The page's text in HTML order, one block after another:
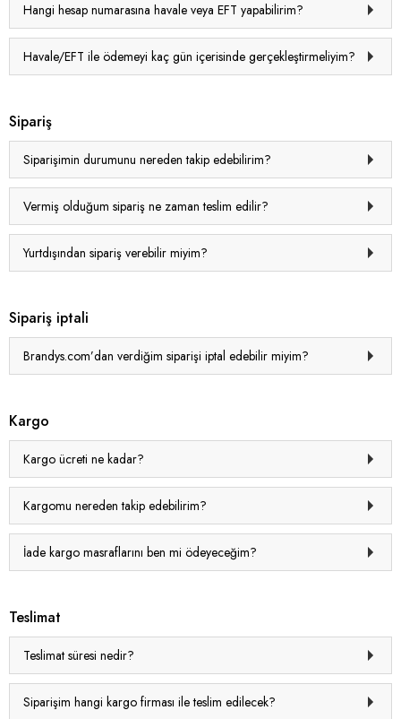
Hangi hesap numarasına havale veya EFT yapabilirim?
Havale/EFT ile ödemeyi kaç gün içerisinde gerçekleştirmeliyim?
Sipariş
Siparişimin durumunu nereden takip edebilirim?
Vermiş olduğum sipariş ne zaman teslim edilir?
Yurtdışından sipariş verebilir miyim?
Sipariş iptali
Brandys.com’dan verdiğim siparişi iptal edebilir miyim?
Kargo
Kargo ücreti ne kadar?
Kargomu nereden takip edebilirim?
İade kargo masraflarını ben mi ödeyeceğim?
Teslimat
Teslimat süresi nedir?
Siparişim hangi kargo firması ile teslim edilecek?